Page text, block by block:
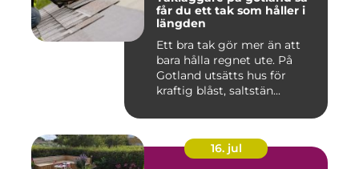
får du ett tak som håller i
längden
Ett bra tak gör mer än att
bara hålla regnet ute. På
Gotland utsätts hus för
kraftig blåst, saltstän...
16. jul